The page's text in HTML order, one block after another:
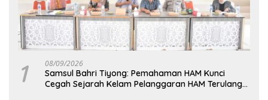
1 08/09/2026
Samsul Bahri Tiyong: Pemahaman HAM Kunci
Cegah Sejarah Kelam Pelanggaran HAM Terulang